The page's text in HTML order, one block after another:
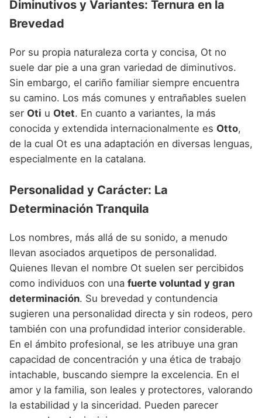
Diminutivos y Variantes: Ternura en la
Brevedad
Por su propia naturaleza corta y concisa, Ot no
suele dar pie a una gran variedad de diminutivos.
Sin embargo, el cariño familiar siempre encuentra
su camino. Los más comunes y entrañables suelen
ser Oti u Otet. En cuanto a variantes, la más
conocida y extendida internacionalmente es Otto,
de la cual Ot es una adaptación en diversas lenguas,
especialmente en la catalana.
Personalidad y Carácter: La
Determinación Tranquila
Los nombres, más allá de su sonido, a menudo
llevan asociados arquetipos de personalidad.
Quienes llevan el nombre Ot suelen ser percibidos
como individuos con una fuerte voluntad y gran
determinación. Su brevedad y contundencia
sugieren una personalidad directa y sin rodeos, pero
también con una profundidad interior considerable.
En el ámbito profesional, se les atribuye una gran
capacidad de concentración y una ética de trabajo
intachable, buscando siempre la excelencia. En el
amor y la familia, son leales y protectores, valorando
la estabilidad y la sinceridad. Pueden parecer